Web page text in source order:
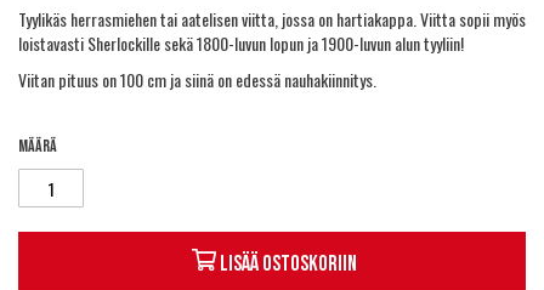
Tyylikäs herrasmiehen tai aatelisen viitta, jossa on hartiakappa. Viitta sopii myös
loistavasti Sherlockille sekä 1800-luvun lopun ja 1900-luvun alun tyyliin!
Viitan pituus on 100 cm ja siinä on edessä nauhakiinnitys.
Määrä
Lisää ostoskoriin